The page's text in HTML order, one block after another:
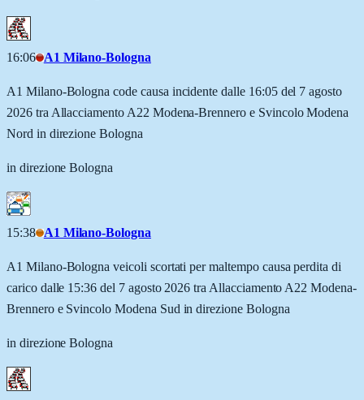
16:06 A1 Milano-Bologna
A1 Milano-Bologna code causa incidente dalle 16:05 del 7 agosto
2026 tra Allacciamento A22 Modena-Brennero e Svincolo Modena
Nord in direzione Bologna
in direzione Bologna
15:38 A1 Milano-Bologna
A1 Milano-Bologna veicoli scortati per maltempo causa perdita di
carico dalle 15:36 del 7 agosto 2026 tra Allacciamento A22 Modena-
Brennero e Svincolo Modena Sud in direzione Bologna
in direzione Bologna